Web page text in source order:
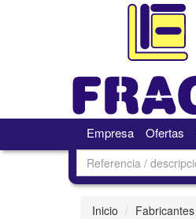
Empresa Ofertas
Inicio Fabricantes